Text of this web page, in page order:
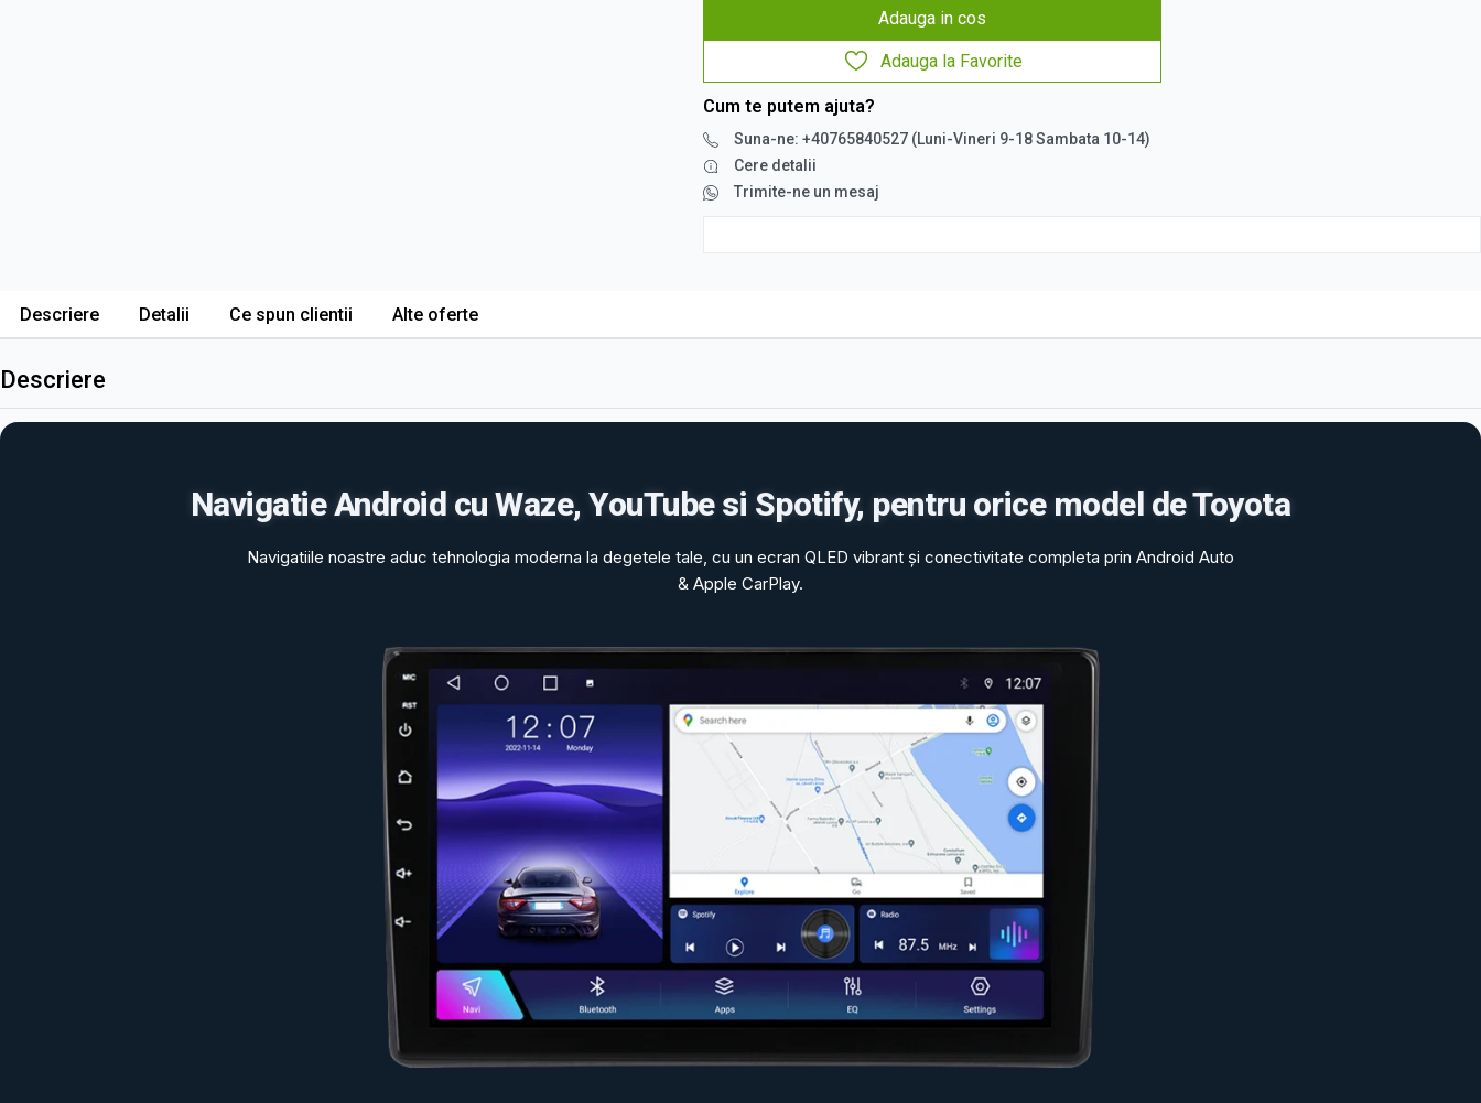
Adauga in cos
Adauga la Favorite
Cum te putem ajuta?
Suna-ne: +40765840527 (Luni-Vineri 9-18 Sambata 10-14)
Cere detalii
Trimite-ne un mesaj
Descriere Detalii Ce spun clientii Alte oferte
Descriere
Navigatie Android cu Waze, YouTube si Spotify, pentru orice model de Toyota
Navigatiile noastre aduc tehnologia moderna la degetele tale, cu un ecran QLED vibrant și conectivitate completa prin Android Auto
& Apple CarPlay.